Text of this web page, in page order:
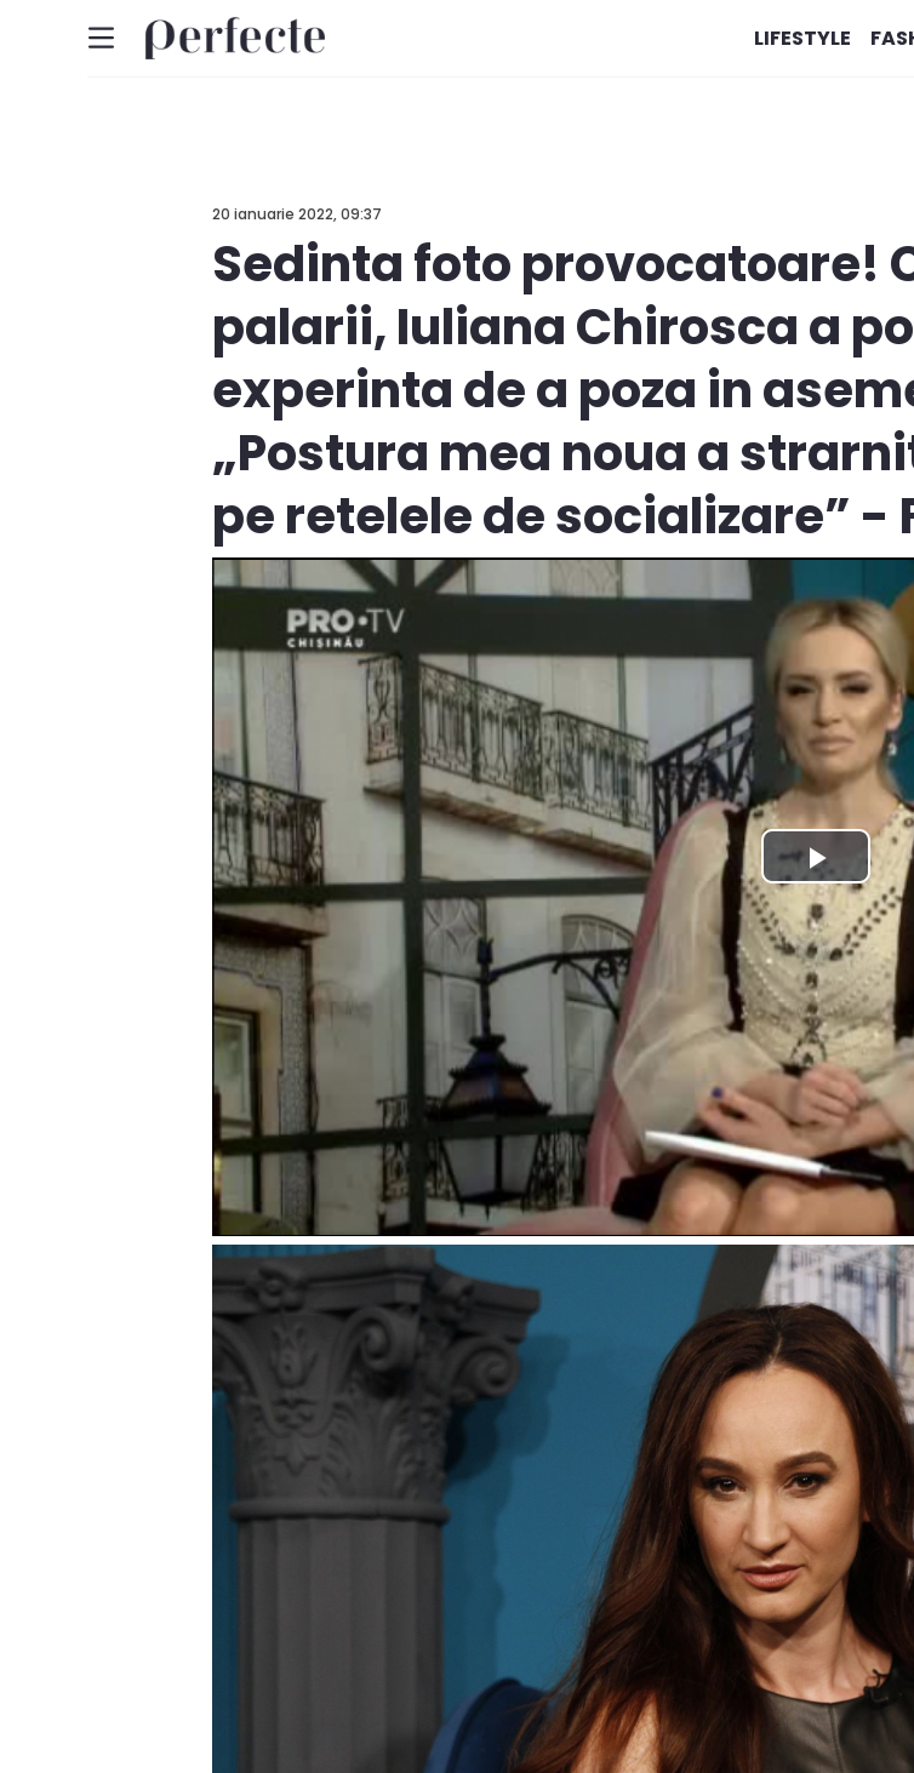
LIFESTYLE
20 ianuarie 2022, 09:37
Sedinta foto provocatoare!
palarii, Iuliana Chirosca a
experinta de a poza in
„Postura mea noua a
pe retelele de socializare” -